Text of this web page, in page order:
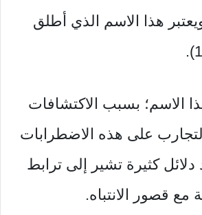
هذا الاسم الذي أطلق
الاسم؛ بسبب الاكتشافات
التجارب على هذه الاضطرابات
كثيرة تشير إلى ترابط
مع قصور الانتباه.